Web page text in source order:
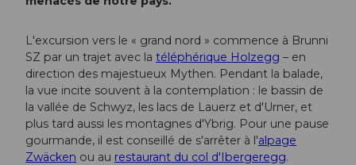
L'excursion vers le « grand nord » commence à Brunni
SZ par un trajet avec la téléphérique Holzegg – en
direction des majestueux Mythen. Pendant la balade,
la vue incite souvent à la contemplation : le bassin de
la vallée de Schwyz, les lacs de Lauerz et d'Urner, et
plus tard aussi les montagnes d'Ybrig. Pour une pause
gourmande, il est conseillé de s'arrêter à l'alpage
Zwäcken ou au restaurant du col d'Ibergeregg.